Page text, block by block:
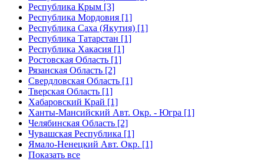
Республика Крым [3]
Республика Мордовия [1]
Республика Саха (Якутия) [1]
Республика Татарстан [1]
Республика Хакасия [1]
Ростовская Область [1]
Рязанская Область [2]
Свердловская Область [1]
Тверская Область [1]
Хабаровский Край [1]
Ханты-Мансийский Авт. Окр. - Югра [1]
Челябинская Область [2]
Чувашская Республика [1]
Ямало-Ненецкий Авт. Окр. [1]
Показать все